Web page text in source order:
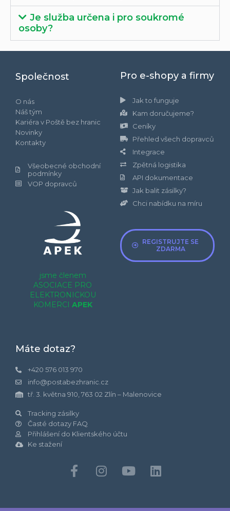
Je služba určena i pro soukromé
osoby?
Společnost
O nás
Náš tým
Kariéra v Poště bez hranic
Novinky
Kontakty
Všeobecné obchodní
podmínky
VOP dopravců
jsme členem
ASOCIACE PRO
ELEKTRONICKOU
KOMERCI APEK
Pro e-shopy a firmy
Jak to funguje
Kam doručujeme?
Ceníky
Přehled všech dopravců
Integrace
Zpětná logistika
API dokumentace
Jak balit zásilky?
Chci nabídku na míru
REGISTRUJTE SE
ZDARMA
Máte dotaz?
+420 576 013 970
info@postabezhranic.cz
tř. 3. května 910, 763 02 Zlín – Malenovice
Tracking zásilky
Časté dotazy FAQ
Přihlášení do Klientského účtu
Ke stažení